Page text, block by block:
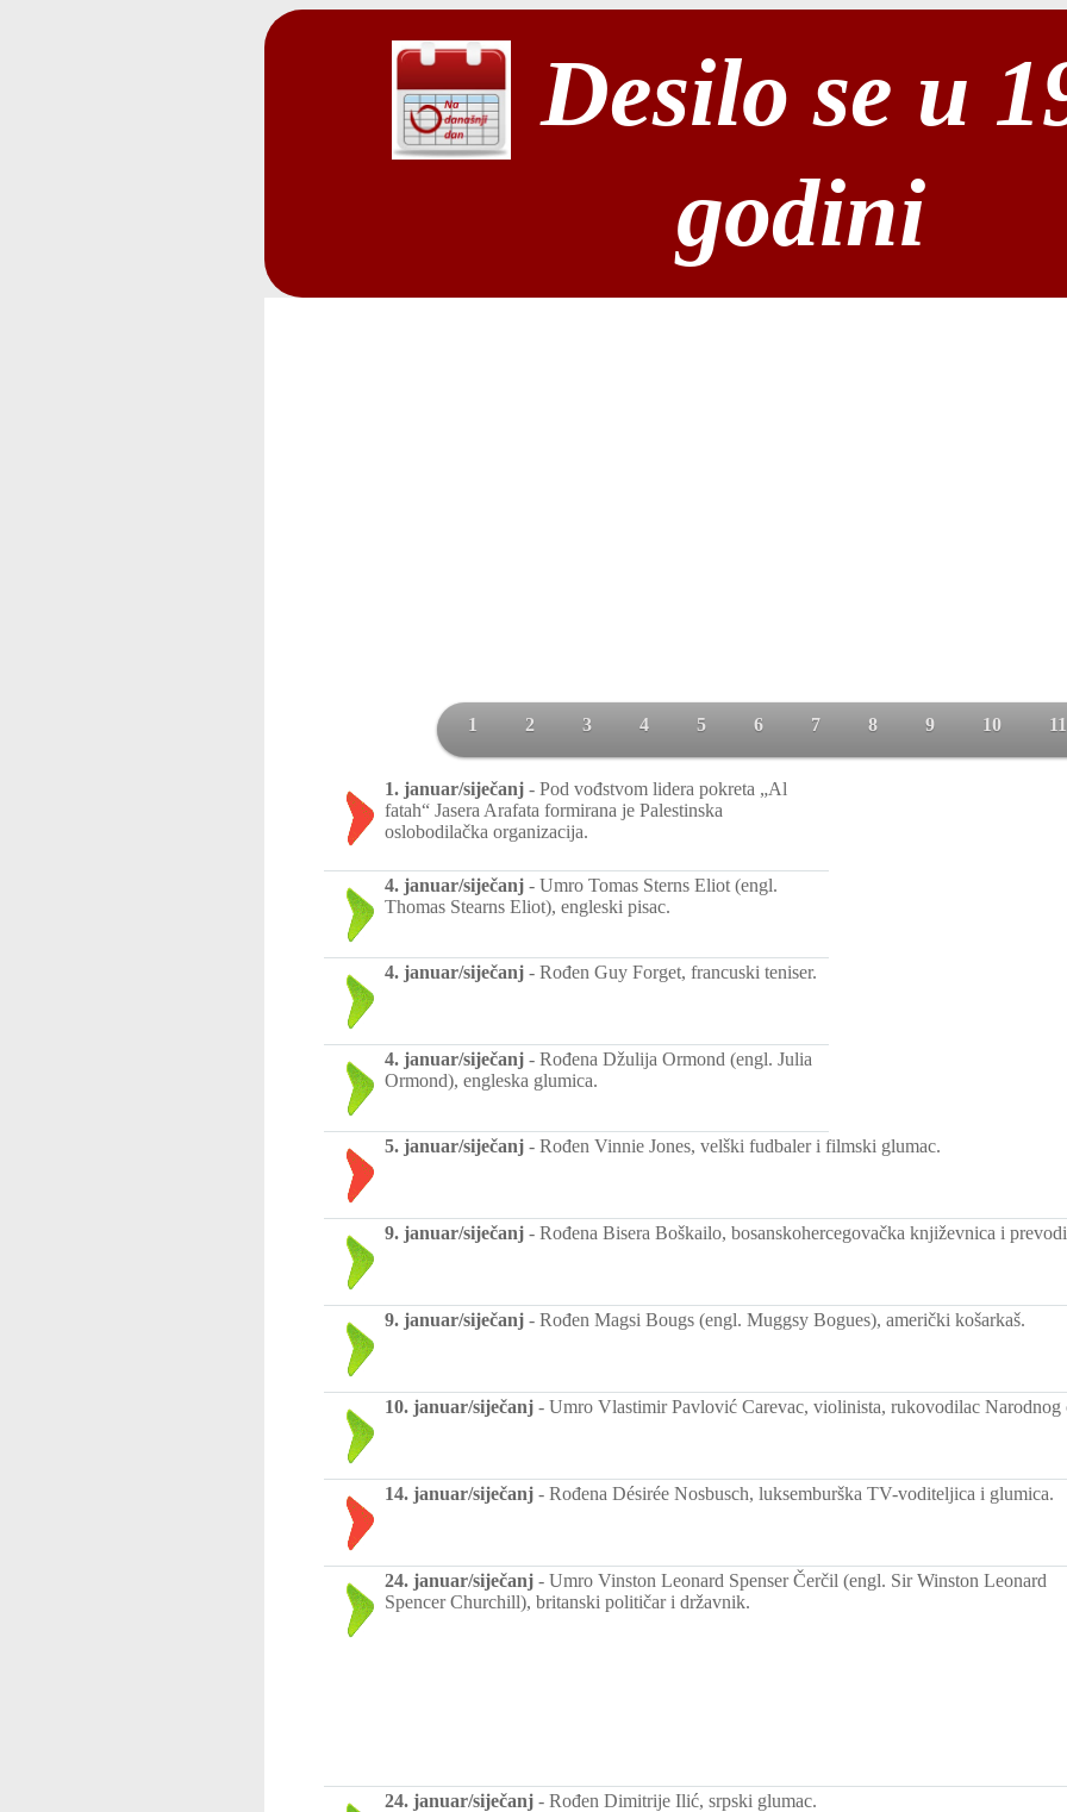
Desilo se u
godini
1 2 3 4 5 6 7 8 9 10 11
1. januar/siječanj - Pod vođstvom lidera pokreta „Al
fatah“ Jasera Arafata formirana je Palestinska
oslobodilačka organizacija.
4. januar/siječanj - Umro Tomas Sterns Eliot (engl.
Thomas Stearns Eliot), engleski pisac.
4. januar/siječanj - Rođen Guy Forget, francuski teniser.
4. januar/siječanj - Rođena Džulija Ormond (engl. Julia
Ormond), engleska glumica.
5. januar/siječanj - Rođen Vinnie Jones, velški fudbaler i filmski glumac.
9. januar/siječanj - Rođena Bisera Boškailo, bosanskohercegovačka književnica i
9. januar/siječanj - Rođen Magsi Bougs (engl. Muggsy Bogues), američki košarkaš.
10. januar/siječanj - Umro Vlastimir Pavlović Carevac, violinista, rukovodilac Narodnog
14. januar/siječanj - Rođena Désirée Nosbusch, luksemburška TV-voditeljica i glumica.
24. januar/siječanj - Umro Vinston Leonard Spenser Čerčil (engl. Sir Winston Leonard
Spencer Churchill), britanski političar i državnik.
24. januar/siječanj - Rođen Dimitrije Ilić, srpski glumac.